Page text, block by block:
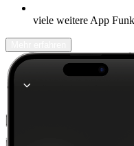
viele weitere App